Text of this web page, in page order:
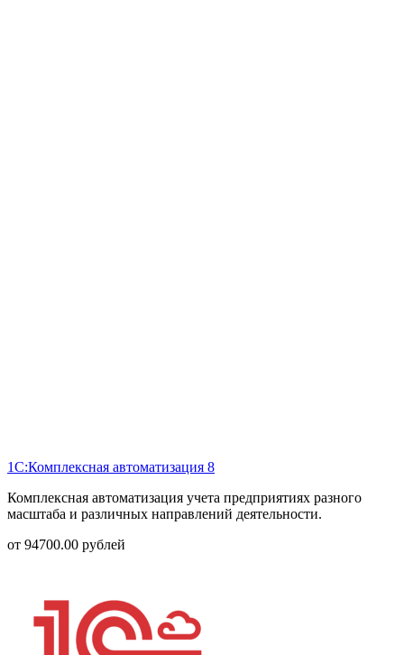
1С:Комплексная автоматизация 8
Комплексная автоматизация учета предприятиях разного
масштаба и различных направлений деятельности.
от 94700.00 рублей